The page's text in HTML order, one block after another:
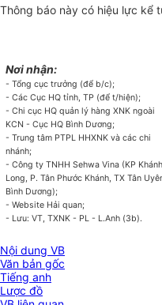
Thông báo này có hiệu lực kể
Nơi nhận:
- Tổng cục trưởng (để b/c);
- Các Cục HQ tỉnh, TP (để t/hiện);
- Chi cục HQ quản lý hàng XNK ngoài
KCN - Cục HQ Bình Dương;
- Trung tâm PTPL HHXNK và các chi
nhánh;
- Công ty TNHH Sehwa Vina (KP Khánh
Long, P. Tân Phước Khánh, TX Tân
Bình Dương);
- Website Hải quan;
- Lưu: VT, TXNK - PL - L.Anh (3b).
Nội dung VB
Văn bản gốc
Tiếng anh
Lược đồ